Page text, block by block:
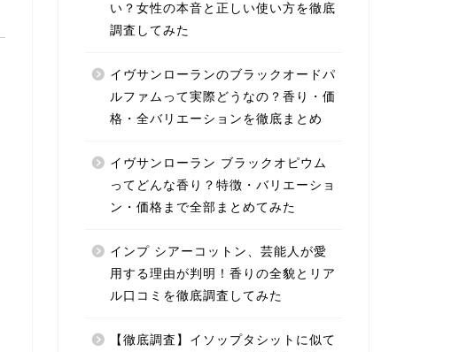
い？女性の本音と正しい使い方を徹底
調査してみた
イヴサンローランのブラックオードパ
ルファムって実際どうなの？香り・価
格・全バリエーションを徹底まとめ
イヴサンローラン ブラックオピウム
ってどんな香り？特徴・バリエーショ
ン・価格まで全部まとめてみた
インプ シアーコットン、芸能人が愛
用する理由が判明！香りの全貌とリア
ル口コミを徹底調査してみた
【徹底調査】イソップタシットに似て